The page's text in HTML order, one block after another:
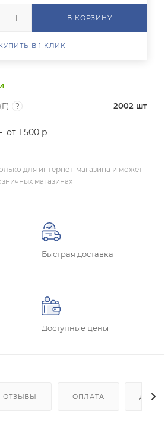
В КОРЗИНУ
В 1 КЛИК
? 2002 шт
от 1 500 р
для интернет-магазина и может
магазинах
Быстрая доставка
Доступные цены
ОТЗЫВЫ ОПЛАТА